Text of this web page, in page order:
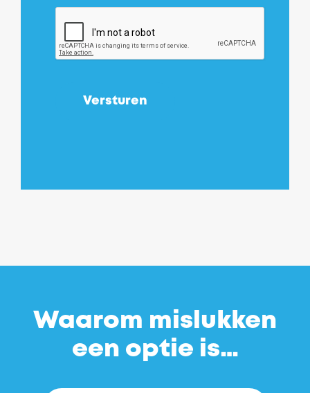
Versturen
Waarom mislukken
een optie is…